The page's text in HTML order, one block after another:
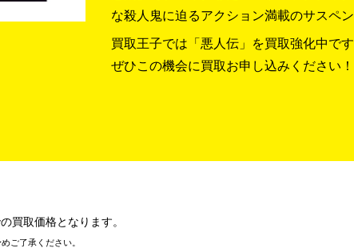
な殺人鬼に迫るアクション満載のサスペ
買取王子では「悪人伝」を買取強化中で
ぜひこの機会に買取お申し込みください！
買取価格となります。
ご了承ください。